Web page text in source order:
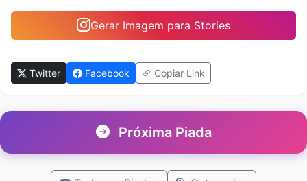
Gerar Imagem para Stories
Twitter Facebook Copiar Link
Próxima Piada